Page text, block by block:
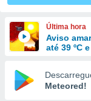
das
e
forma
digital
Última hora
Aviso
até 39 ºC
Meteored!